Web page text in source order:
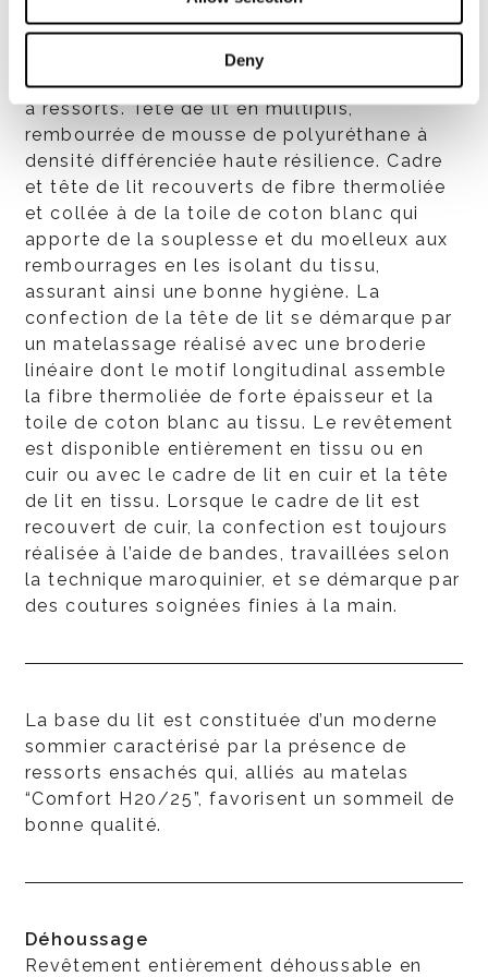
Deny
supérieure du cadre de lit, un revêtement
supplémentaire en tissu technique perforé
permet une meilleure aération de la structure
à ressorts. Tête de lit en multiplis,
rembourrée de mousse de polyuréthane à
densité différenciée haute résilience. Cadre
et tête de lit recouverts de fibre thermoliée
et collée à de la toile de coton blanc qui
apporte de la souplesse et du moelleux aux
rembourrages en les isolant du tissu,
assurant ainsi une bonne hygiène. La
confection de la tête de lit se démarque par
un matelassage réalisé avec une broderie
linéaire dont le motif longitudinal assemble
la fibre thermoliée de forte épaisseur et la
toile de coton blanc au tissu. Le revêtement
est disponible entièrement en tissu ou en
cuir ou avec le cadre de lit en cuir et la tête
de lit en tissu. Lorsque le cadre de lit est
recouvert de cuir, la confection est toujours
réalisée à l’aide de bandes, travaillées selon
la technique maroquinier, et se démarque par
des coutures soignées finies à la main.
La base du lit est constituée d’un moderne
sommier caractérisé par la présence de
ressorts ensachés qui, alliés au matelas
“Comfort H20/25”, favorisent un sommeil de
bonne qualité.
Déhoussage
Revêtement entièrement déhoussable en